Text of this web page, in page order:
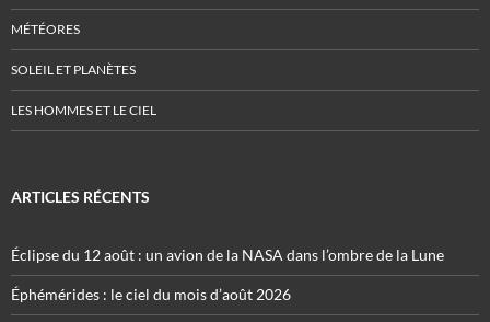
MÉTÉORES
SOLEIL ET PLANÈTES
LES HOMMES ET LE CIEL
ARTICLES RÉCENTS
Éclipse du 12 août : un avion de la NASA dans l’ombre de la Lune
Éphémérides : le ciel du mois d’août 2026